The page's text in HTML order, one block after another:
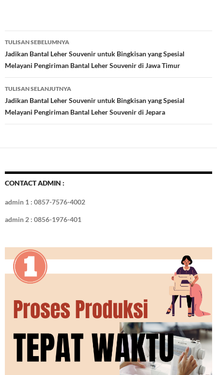
b
o
o
k
er es
t
bl
r
e
dI
n
d e
Navigasi
Tulisan
TULISAN SEBELUMNYA
Jadikan Bantal Leher Souvenir untuk Bingkisan yang Spesial
Melayani Pengiriman Bantal Leher Souvenir di Jawa Timur
TULISAN SELANJUTNYA
Jadikan Bantal Leher Souvenir untuk Bingkisan yang Spesial
Melayani Pengiriman Bantal Leher Souvenir di Jepara
CONTACT ADMIN :
admin 1 : 0857-7576-4002
admin 2 : 0856-1976-401